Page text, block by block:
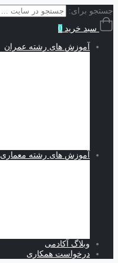
جستجو برای:
سبد خرید 0
آموزش های رشته عمران
آموزش های رشته معماری
وبلاگ آکادمی
درخواست همکاری